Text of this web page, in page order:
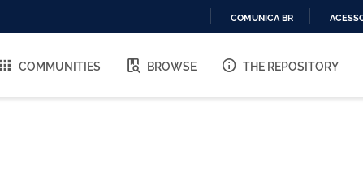
O
COMUNICA BR
COMMUNITIES BROWSE THE REPOSITORY